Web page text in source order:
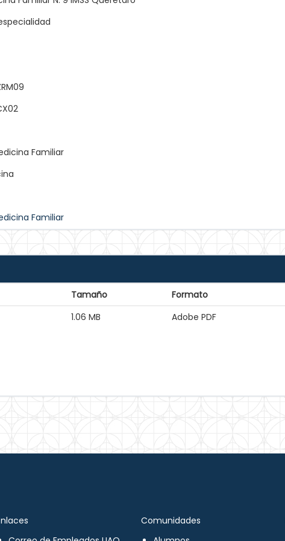
Familiar
Familiar
Tamaño
Formato
1.06 MB
Adobe PDF
Comunidades